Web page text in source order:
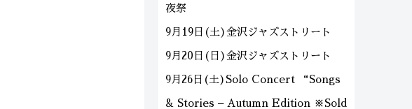
夜祭
9月19日(土)金沢ジャズストリート
9月20日(日)金沢ジャズストリート
9月26日(土)Solo Concert “Songs
& Stories – Autumn Edition ※Sold